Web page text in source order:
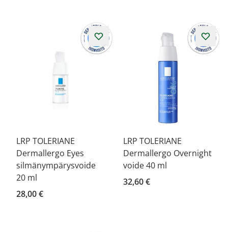
LRP TOLERIANE
Dermallergo Eyes
silmänympärysvoide
20 ml
28,00 €
LRP TOLERIANE
Dermallergo Overnight
voide 40 ml
32,60 €